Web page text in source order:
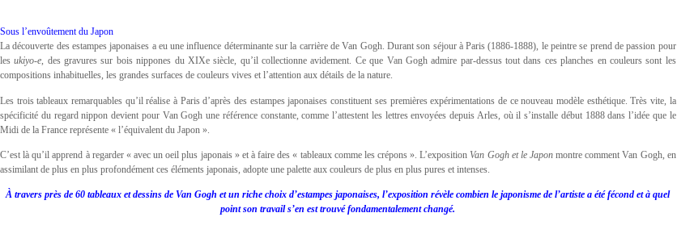
Sous l’envoûtement du Japon
La découverte des estampes japonaises a eu une influence déterminante sur la carrière de Van Gogh. Durant son séjour à Paris (1886-1888), le peintre se prend de passion pour
lesukiyo-e, des gravures sur bois nippones du XIXe siècle, qu’il collectionne avidement. Ce que Van Gogh admire par-dessus tout dans ces planches en couleurs sont les
compositions inhabituelles, les grandes surfaces de couleurs vives et l’attention aux détails de la nature.
Les trois tableaux remarquables qu’il réalise à Paris d’après des estampes japonaises constituent ses premières expérimentations de ce nouveau modèle esthétique. Très vite, la
spécificité du regard nippon devient pour Van Gogh une référence constante, comme l’attestent les lettres envoyées depuis Arles, où il s’installe début 1888 dans l’idée que le
Midi de la France représente « l’équivalent du Japon ».
C’est là qu’il apprend à regarder « avec un oeil plus japonais » et à faire des « tableaux comme les crépons ». L’exposition Van Gogh et le Japonmontre comment Van Gogh, en
assimilant de plus en plus profondément ces éléments japonais, adopte une palette aux couleurs de plus en plus pures et intenses.
À travers près de 60 tableaux et dessins de Van Gogh et un riche choix d’estampes japonaises, l’exposition révèle combien le japonisme de l’artiste a été fécond et à quel
point son travail s’en est trouvé fondamentalement changé.